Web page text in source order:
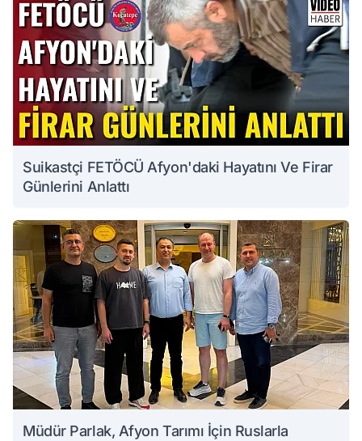
Suikastçi FETÖCÜ Afyon'daki Hayatını Ve Firar
Günlerini Anlattı
Müdür Parlak, Afyon Tarımı İçin Ruslarla